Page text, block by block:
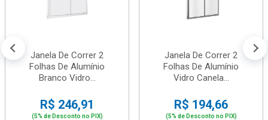
Janela De Correr 2
Folhas De Alumínio
Branco Vidro...
R$ 246,91
(5% de Desconto no PIX)
Janela De Correr 2
Folhas De Alumínio
Vidro Canela...
R$ 194,66
(5% de Desconto no PIX)